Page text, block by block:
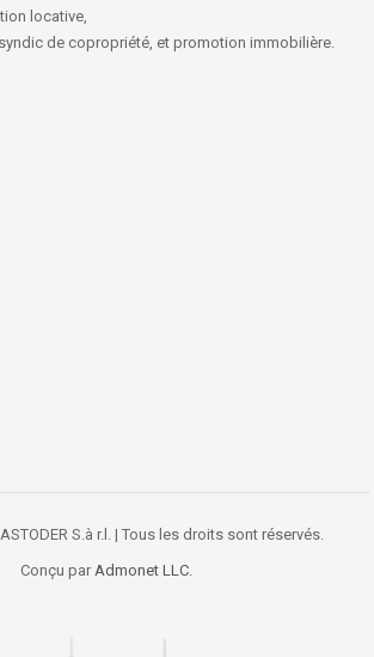
locative,
de copropriété, et promotion immobilière.
S.à r.l. | Tous les droits sont réservés.
Conçu par Admonet LLC.